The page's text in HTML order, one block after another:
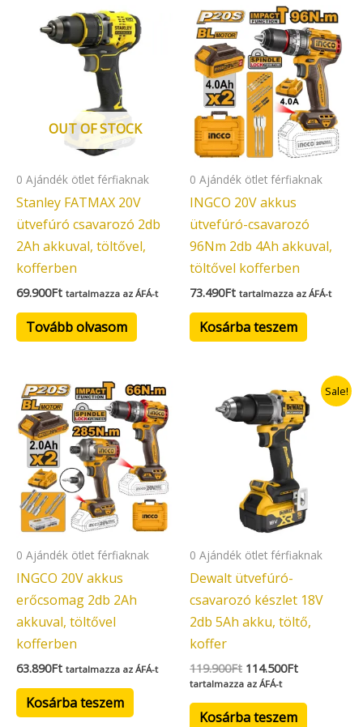
OUT OF STOCK
0 Ajándék ötlet férfiaknak
Stanley FATMAX 20V
ütvefúró csavarozó 2db
2Ah akkuval, töltővel,
kofferben
69.900Ft tartalmazza az ÁFÁ-t
Tovább olvasom
0 Ajándék ötlet férfiaknak
INGCO 20V akkus
ütvefúró-csavarozó
96Nm 2db 4Ah akkuval,
töltővel kofferben
73.490Ft tartalmazza az ÁFÁ-t
Kosárba teszem
0 Ajándék ötlet férfiaknak
INGCO 20V akkus
erőcsomag 2db 2Ah
akkuval, töltővel
kofferben
63.890Ft tartalmazza az ÁFÁ-t
Kosárba teszem
Sale!
0 Ajándék ötlet férfiaknak
Dewalt ütvefúró-
csavarozó készlet 18V
2db 5Ah akku, töltő,
koffer
119.900Ft
Original
price
was:
119.900Ft.
114.500Ft
Current
price
is:
114.500Ft.
tartalmazza az ÁFÁ-t
Kosárba teszem